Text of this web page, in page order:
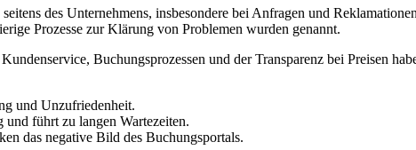
des Unternehmens, insbesondere bei Anfragen und
Prozesse zur Klärung von Problemen wurden genannt.
Buchungsprozessen und der Transparenz bei Preisen
und Unzufriedenheit.
führt zu langen Wartezeiten.
das negative Bild des Buchungsportals.